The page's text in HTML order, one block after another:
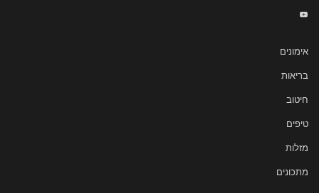
אימונים
בריאות
חיטוב
טיפים
מזלות
מתכונים